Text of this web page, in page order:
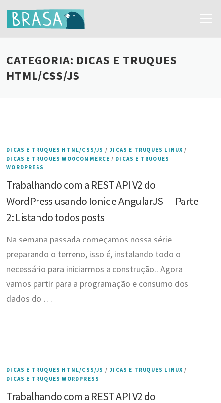
Menu
CATEGORIA: DICAS E TRUQUES
HTML/CSS/JS
DICAS E TRUQUES HTML/CSS/JS / DICAS E TRUQUES LINUX /
DICAS E TRUQUES WOOCOMMERCE / DICAS E TRUQUES
WORDPRESS
Trabalhando com a REST API V2 do
WordPress usando Ionic e AngularJS — Parte
2: Listando todos posts
Na semana passada começamos nossa série
preparando o terreno, isso é, instalando todo o
necessário para iniciarmos a construção.. Agora
vamos partir para a programação e consumo dos
dados do …
DICAS E TRUQUES HTML/CSS/JS / DICAS E TRUQUES LINUX /
DICAS E TRUQUES WORDPRESS
Trabalhando com a REST API V2 do